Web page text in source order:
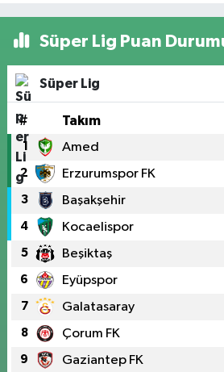
Süper Lig Puan
Süper Lig
# Takım
1 Amed
2 Erzurumspor FK
3 Başakşehir
4 Kocaelispor
5 Beşiktaş
6 Eyüpspor
7 Galatasaray
8 Çorum FK
9 Gaziantep FK